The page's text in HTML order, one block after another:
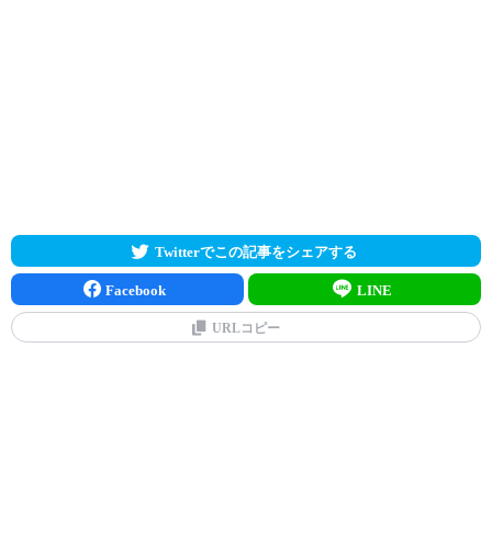
Twitterでこの記事をシェアする
Facebook LINE
URLコピー